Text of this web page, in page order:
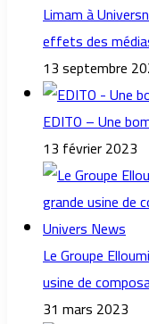
Limam à
effets des
13 septembre
EDITO – Une
13 février 2023
Le Groupe
usine de
31 mars 2023